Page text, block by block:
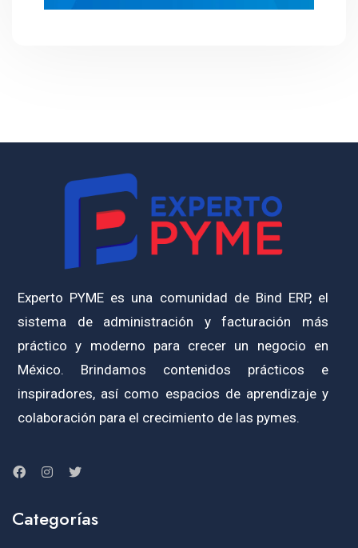
Experto PYME es una comunidad de Bind ERP, el
sistema de administración y facturación más
práctico y moderno para crecer un negocio en
México. Brindamos contenidos prácticos e
inspiradores, así como espacios de aprendizaje y
colaboración para el crecimiento de las pymes.
Categorías